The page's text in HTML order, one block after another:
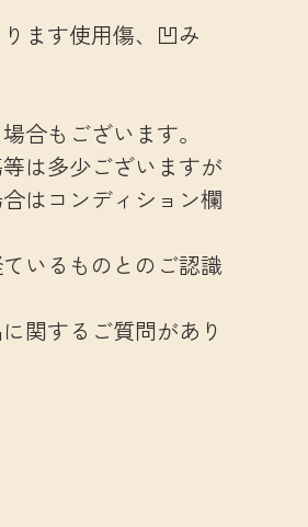
ます使用傷、凹み
合もございます。
は多少ございますが
はコンディション欄
いるものとのご認識
関するご質問があり